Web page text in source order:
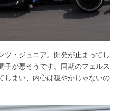
・ジュニア。開発が止まってし
子が悪そうです。同期のフェルス
しまい、内心は穏やかじゃないの